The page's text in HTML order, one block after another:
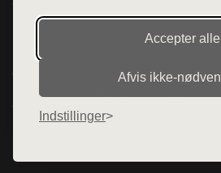
Accepter alle
Afvis
Indstillinger
Denne side er en del af want.dk, der
hjemmesider med præsentation af
diverse webshops. Der sælges ikke
henviser til de shops, som sælger
varerne på lager.